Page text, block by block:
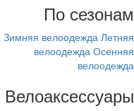
По сезонам
Зимняя велоодежда Летняя
велоодежда Осенняя
велоодежда
Велоаксессуары